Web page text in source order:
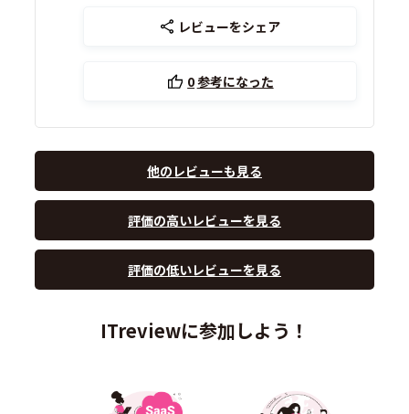
レビューをシェア
0参考になった
他のレビューも見る
評価の高いレビューを見る
評価の低いレビューを見る
ITreviewに参加しよう！